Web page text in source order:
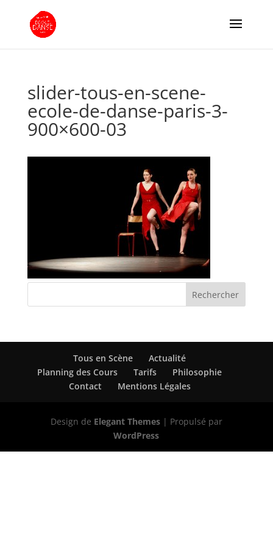
slider-tous-en-scene-
ecole-de-danse-paris-3-
900×600-03
Tous en Scène
Actualité
Planning des Cours
Tarifs
Philosophie
Contact
Mentions Légales
Design de Elegant Themes| Propulsé par
WordPress